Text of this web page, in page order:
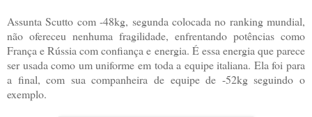
Assunta Scutto com -48kg, segunda colocada no ranking mundial,
não ofereceu nenhuma fragilidade, enfrentando potências como
França e Rússia com confiança e energia. É essa energia que parece
ser usada como um uniforme em toda a equipe italiana. Ela foi para
a final, com sua companheira de equipe de -52kg seguindo o
exemplo.